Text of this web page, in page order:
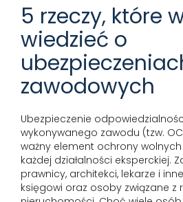
5 rzeczy, które
wiedzieć o
zawodowych
Ubezpieczenie
wykonywanego zawodu (tzw.
ważny element ochrony
każdej działalności eksperckiej.
prawnicy, architekci, lekarze i
księgowi oraz osoby związane z